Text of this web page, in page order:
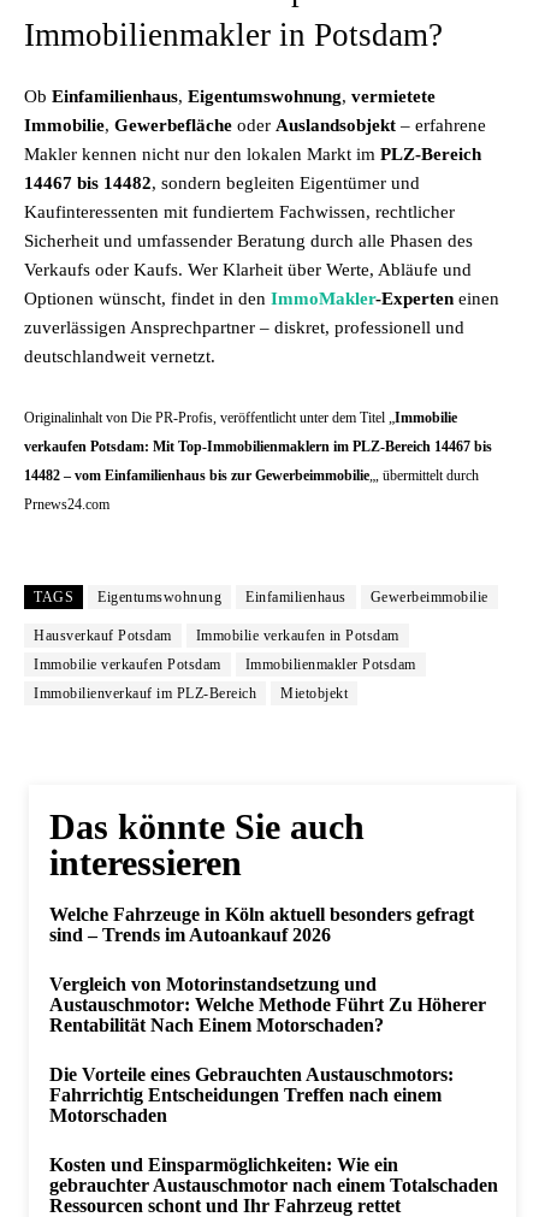
Immobilienmakler in Potsdam?
Ob Einfamilienhaus, Eigentumswohnung, vermietete
Immobilie, Gewerbefläche oder Auslandsobjekt – erfahrene
Makler kennen nicht nur den lokalen Markt im PLZ-Bereich
14467 bis 14482, sondern begleiten Eigentümer und
Kaufinteressenten mit fundiertem Fachwissen, rechtlicher
Sicherheit und umfassender Beratung durch alle Phasen des
Verkaufs oder Kaufs. Wer Klarheit über Werte, Abläufe und
Optionen wünscht, findet in den ImmoMakler-Experten einen
zuverlässigen Ansprechpartner – diskret, professionell und
deutschlandweit vernetzt.
Originalinhalt von Die PR-Profis, veröffentlicht unter dem Titel „Immobilie
verkaufen Potsdam: Mit Top-Immobilienmaklern im PLZ-Bereich 14467 bis
14482 – vom Einfamilienhaus bis zur Gewerbeimmobilie„, übermittelt durch
Prnews24.com
TAGS Eigentumswohnung Einfamilienhaus Gewerbeimmobilie
Hausverkauf Potsdam
Immobilie verkaufen in Potsdam
Immobilie verkaufen Potsdam
Immobilienmakler Potsdam
Immobilienverkauf im PLZ-Bereich
Mietobjekt
Das könnte Sie auch
interessieren
Welche Fahrzeuge in Köln aktuell besonders gefragt
sind – Trends im Autoankauf 2026
Vergleich von Motorinstandsetzung und
Austauschmotor: Welche Methode Führt Zu Höherer
Rentabilität Nach Einem Motorschaden?
Die Vorteile eines Gebrauchten Austauschmotors:
Fahrrichtig Entscheidungen Treffen nach einem
Motorschaden
Kosten und Einsparmöglichkeiten: Wie ein
gebrauchter Austauschmotor nach einem Totalschaden
Ressourcen schont und Ihr Fahrzeug rettet